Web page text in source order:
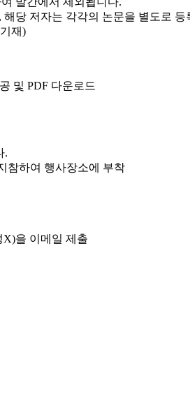
당 저자는 각각의 논문을 별도로
재)
및 PDF 다운로드
.
참하여 행사장소에 부착
X)을 이메일 제출